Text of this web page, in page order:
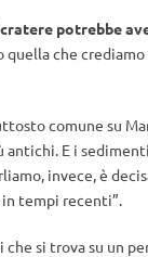
potrebbe
che
comune su
E i
invece, è
tempi recenti”.
si trova su un